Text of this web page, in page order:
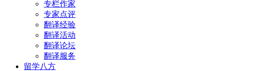
专栏作家
专家点评
翻译经验
翻译活动
翻译论坛
翻译服务
留学八方